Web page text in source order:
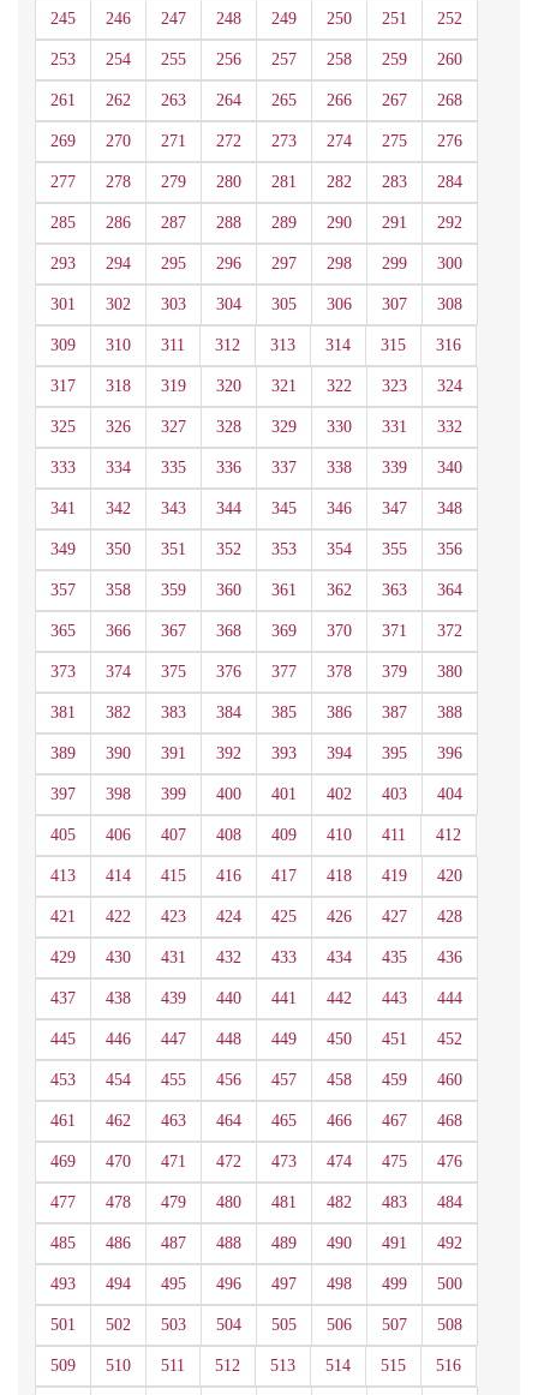
245 246 247 248 249 250 251 252
253 254 255 256 257 258 259 260
261 262 263 264 265 266 267 268
269 270 271 272 273 274 275 276
277 278 279 280 281 282 283 284
285 286 287 288 289 290 291 292
293 294 295 296 297 298 299 300
301 302 303 304 305 306 307 308
309 310 311 312 313 314 315 316
317 318 319 320 321 322 323 324
325 326 327 328 329 330 331 332
333 334 335 336 337 338 339 340
341 342 343 344 345 346 347 348
349 350 351 352 353 354 355 356
357 358 359 360 361 362 363 364
365 366 367 368 369 370 371 372
373 374 375 376 377 378 379 380
381 382 383 384 385 386 387 388
389 390 391 392 393 394 395 396
397 398 399 400 401 402 403 404
405 406 407 408 409 410 411 412
413 414 415 416 417 418 419 420
421 422 423 424 425 426 427 428
429 430 431 432 433 434 435 436
437 438 439 440 441 442 443 444
445 446 447 448 449 450 451 452
453 454 455 456 457 458 459 460
461 462 463 464 465 466 467 468
469 470 471 472 473 474 475 476
477 478 479 480 481 482 483 484
485 486 487 488 489 490 491 492
493 494 495 496 497 498 499 500
501 502 503 504 505 506 507 508
509 510 511 512 513 514 515 516